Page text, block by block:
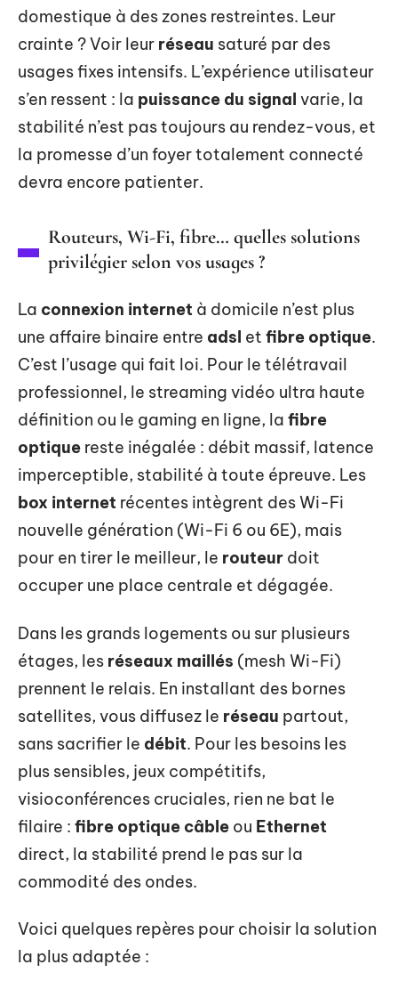
domestique à des zones restreintes. Leur
crainte ? Voir leur réseau saturé par des
usages fixes intensifs. L’expérience utilisateur
s’en ressent : la puissance du signal varie, la
stabilité n’est pas toujours au rendez-vous, et
la promesse d’un foyer totalement connecté
devra encore patienter.
Routeurs, Wi-Fi, fibre… quelles solutions
privilégier selon vos usages ?
La connexion internet à domicile n’est plus
une affaire binaire entre adsl et fibre optique.
C’est l’usage qui fait loi. Pour le télétravail
professionnel, le streaming vidéo ultra haute
définition ou le gaming en ligne, la fibre
optique reste inégalée : débit massif, latence
imperceptible, stabilité à toute épreuve. Les
box internet récentes intègrent des Wi-Fi
nouvelle génération (Wi-Fi 6 ou 6E), mais
pour en tirer le meilleur, le routeur doit
occuper une place centrale et dégagée.
Dans les grands logements ou sur plusieurs
étages, les réseaux maillés (mesh Wi-Fi)
prennent le relais. En installant des bornes
satellites, vous diffusez le réseau partout,
sans sacrifier le débit. Pour les besoins les
plus sensibles, jeux compétitifs,
visioconférences cruciales, rien ne bat le
filaire : fibre optique câble ou Ethernet
direct, la stabilité prend le pas sur la
commodité des ondes.
Voici quelques repères pour choisir la solution
la plus adaptée :